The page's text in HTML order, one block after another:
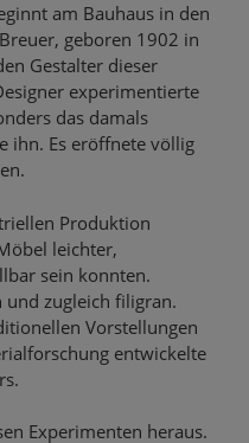
am Bauhaus in den
geboren 1902 in
Gestalter dieser
experimentierte
das damals
ihn. Es eröffnete völlig
Produktion
leichter,
sein konnten.
zugleich filigran.
Vorstellungen
entwickelte
Experimenten heraus.